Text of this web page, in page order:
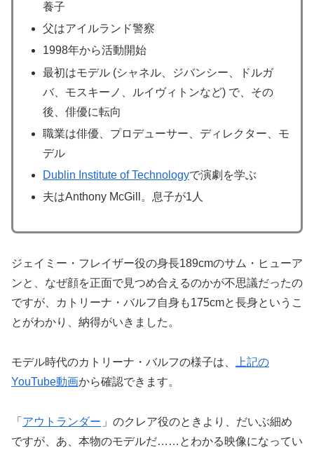
養子
父はアイルランド警察
1998年から活動開始
最初はモデル (シャネル、ジバンシー、ドルガ
バ、モスキーノ、ルイヴィトンなど) で、その
後、俳優に転向
職業は俳優、プロデューサー、ディレクター、モ
デル
Dublin Institute of Technologyで演劇を学ぶ
夫はAnthony McGill。息子が1人
ジェイミー・フレイザー役の身長189cmのサム・ヒューア
ンと、なぜ顔を正面で見つめ合えるのかが不思議だったの
ですが、カトリーナ・バルフ自身も175cmと長身というこ
とがわかり、納得がいきました。
モデル時代のカトリーナ・バルフの様子は、
上記の
YouTube動画から確認できます。
「 アウトランダー 」のクレア役のときより、だいぶ細め
ですが、あ、本物のモデルだ……とわかる映像になってい